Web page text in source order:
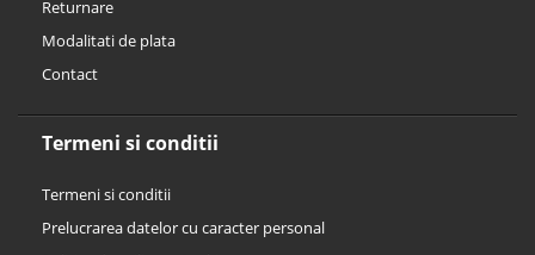
Returnare
Modalitati de plata
Contact
Termeni si conditii
Termeni si conditii
Prelucrarea datelor cu caracter personal